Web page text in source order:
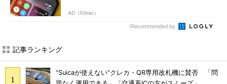
AD（IIJmio）
Recommended by
記事ランキング
“Suicaが使えない”クレカ・QR専用改札機に賛否 「問